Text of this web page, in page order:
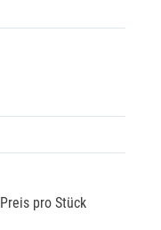
Preis pro Stück